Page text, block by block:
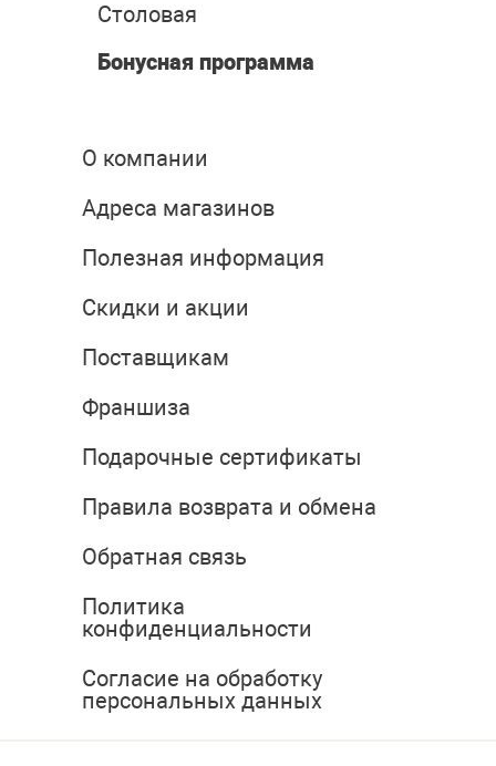
Столовая
Бонусная программа
О компании
Адреса магазинов
Полезная информация
Скидки и акции
Поставщикам
Франшиза
Подарочные сертификаты
Правила возврата и обмена
Обратная связь
Политика
конфиденциальности
Согласие на обработку
персональных данных